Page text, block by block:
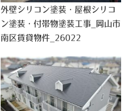
外壁シリコン塗装・屋根シリコ
ン塗装・付帯物塗装工事_岡山市
南区賃貸物件_26022